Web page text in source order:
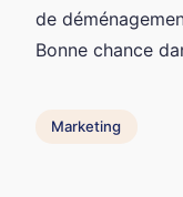
de
Bonne chance
Marketing